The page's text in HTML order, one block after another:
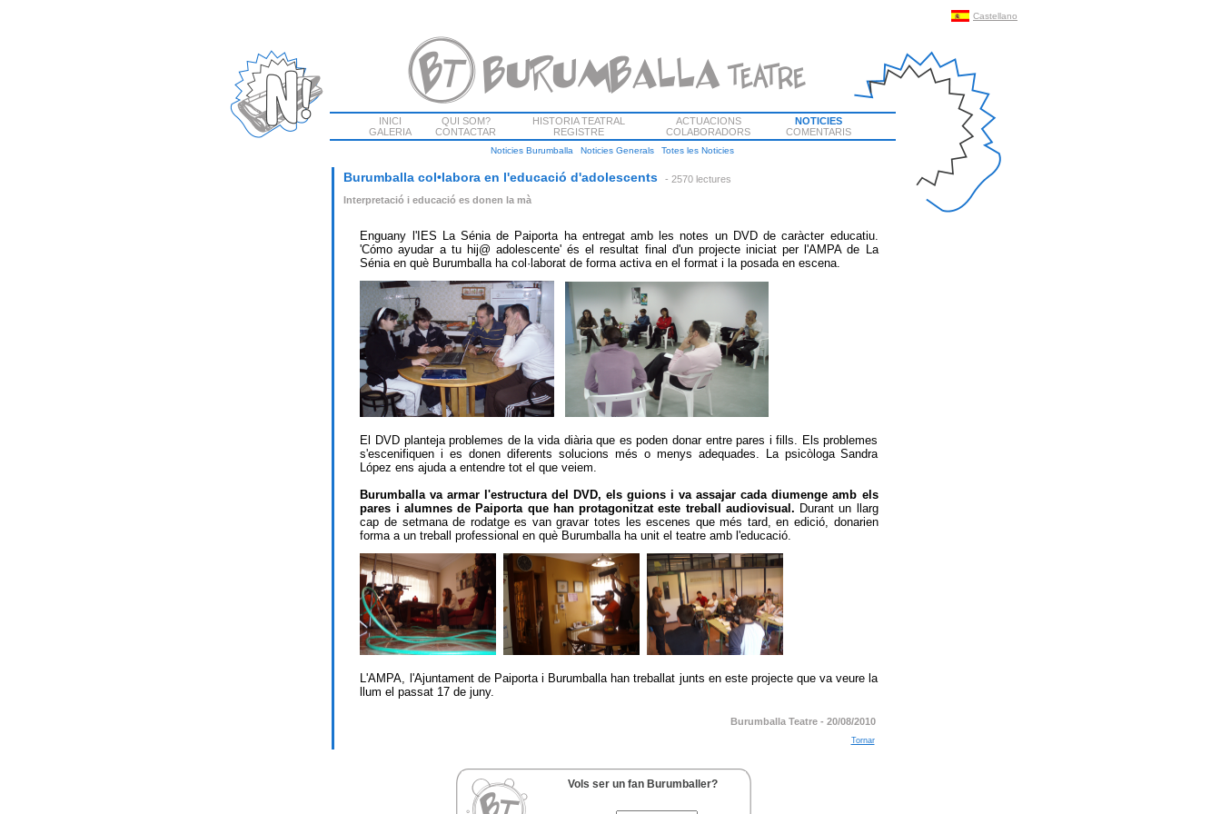
Castellano
INICI QUI SOM? HISTORIA TEATRAL ACTUACIONS
NOTICIES
GALERIA
CONTACTAR REGISTRE COLABORADORS COMENTARIS
Noticies Burumballa Noticies Generals Totes les Noticies
Burumballa col•labora en l'educació d'adolescents
- 2570 lectures
Interpretació i educació es donen la mà
Enguany l'IES La Séniade Paiporta ha entregat amb les notes un DVD de caràcter educatiu.
'Cómo ayudar a tu hij@ adolescente' és el resultat final d'un projecte iniciat per l'AMPA de La
Séniaen què Burumballa ha col·laborat de forma activa en el format i la posada en escena.
El DVD planteja problemes de la vida diària que es poden donar entre pares i fills. Els problemes
s'escenifiquen i es donen diferents solucions més o menys adequades. La psicòloga Sandra
López ens ajuda a entendre tot el que veiem.
Burumballa va armar l'estructura del DVD, els guions i va assajar cada diumenge amb els
pares i alumnes de Paiporta que han protagonitzat este treball audiovisual. Durant un llarg
cap de setmana de rodatge es van gravar totes les escenes que més tard, en edició, donarien
forma a un treball professional en què Burumballa ha unit el teatre amb l'educació.
L'AMPA, l'Ajuntament de Paiporta i Burumballa han treballat junts en este projecte que va veure la
llum el passat 17 de juny.
Burumballa Teatre - 20/08/2010
Tornar
Vols ser un fan Burumballer?